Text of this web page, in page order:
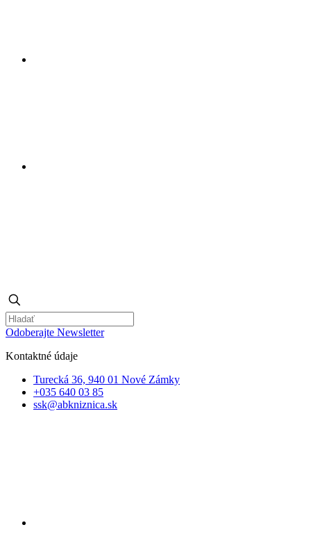
Odoberajte Newsletter
Kontaktné údaje
Turecká 36, 940 01 Nové Zámky
+035 640 03 85
ssk@abkniznica.sk